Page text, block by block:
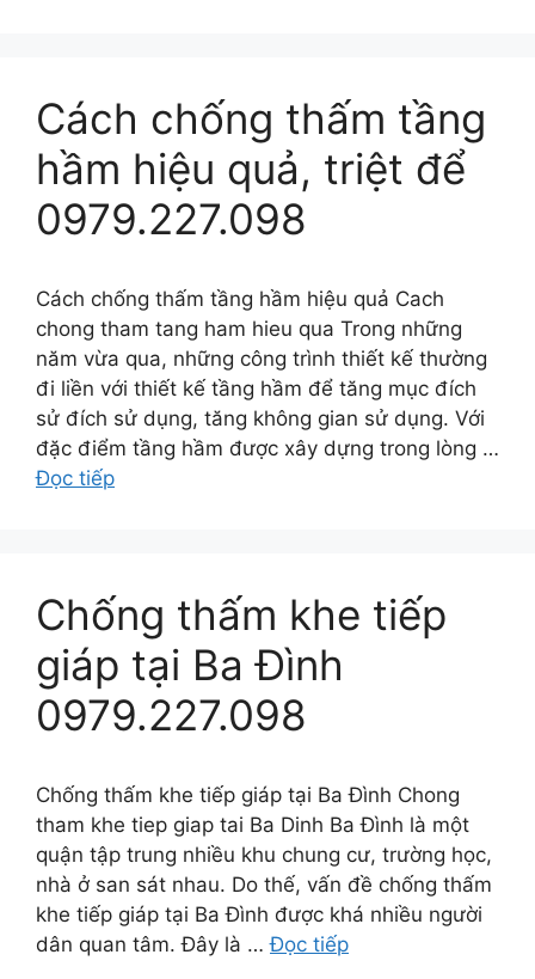
Cách chống thấm tầng
hầm hiệu quả, triệt để
0979.227.098
Cách chống thấm tầng hầm hiệu quả Cach
chong tham tang ham hieu qua Trong những
năm vừa qua, những công trình thiết kế thường
đi liền với thiết kế tầng hầm để tăng mục đích
sử đích sử dụng, tăng không gian sử dụng. Với
đặc điểm tầng hầm được xây dựng trong lòng …
Đọc tiếp
Chống thấm khe tiếp
giáp tại Ba Đình
0979.227.098
Chống thấm khe tiếp giáp tại Ba Đình Chong
tham khe tiep giap tai Ba Dinh Ba Đình là một
quận tập trung nhiều khu chung cư, trường học,
nhà ở san sát nhau. Do thế, vấn đề chống thấm
khe tiếp giáp tại Ba Đình được khá nhiều người
dân quan tâm. Đây là …Đọc tiếp